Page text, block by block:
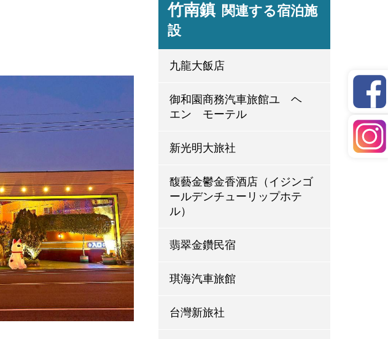
竹南鎮 関連する宿泊施
設
九龍大飯店
御和園商務汽車旅館ユ ヘ
エン モーテル
新光明大旅社
馥藝金鬱金香酒店（イジンゴ
ールデンチューリップホテ
ル）
翡翠金鑽民宿
琪海汽車旅館
台灣新旅社